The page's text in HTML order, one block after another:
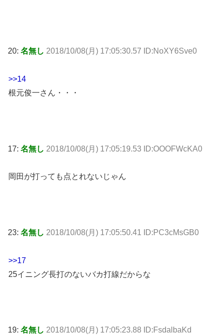
20: 名無し 2018/10/08(月) 17:05:30.57 ID:NoXY6Sve0
>>14
根元俊一さん・・・
17: 名無し 2018/10/08(月) 17:05:19.53 ID:OOOFWcKA0
岡田が打っても点とれないじゃん
23: 名無し 2018/10/08(月) 17:05:50.41 ID:PC3cMsGB0
>>17
25イニング長打のないバカ打線だからな
19: 名無し 2018/10/08(月) 17:05:23.88 ID:FsdalbaKd